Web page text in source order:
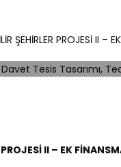
ŞEHİRLER PROJESİ II –
PROJESİ II – EK